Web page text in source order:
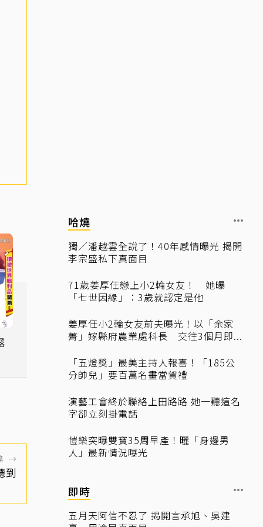
→
到
哈燒
獨／潘越雲全說了！40年感情曝光 揭開
李宗盛私下真面目
71歲姜厚任戀上小2輪女友！ 她曝
「七世因緣」：3歲就認定是他
姜厚任小2輪女友前夫曝光！以「余家
菁」嫁縣府農業處科長 交往3個月即...
「五燈獎」最美主持人報喜！「185公
分帥兒」要百萬名畫當賀禮
演藝工會終於聯絡上田路路 她一聽這名
字卻立刻掛電話
愷樂突曝雙寶35周早產！曬「身邊男
人」最新情況曝光
即時
五月天阿信不忍了 揭開言承旭、吳建